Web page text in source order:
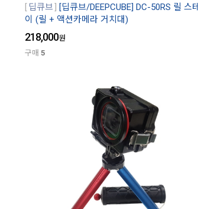
딥큐브
[딥큐브/DEEPCUBE] DC-50RS 릴 스테
이 (릴 + 액션카메라 거치대)
218,000원
구매 5